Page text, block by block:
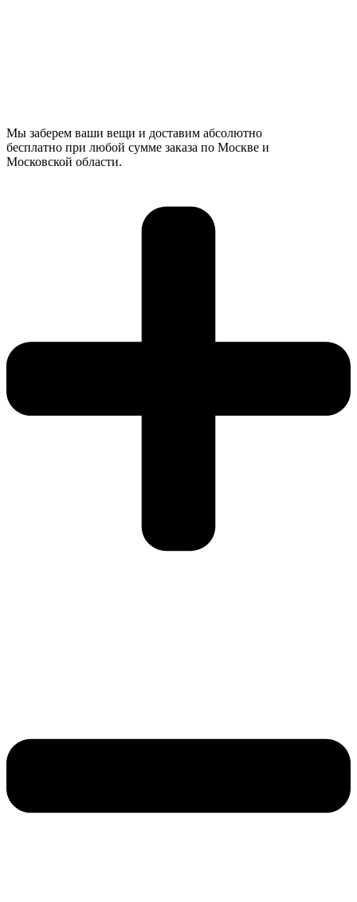
Мы заберем ваши вещи и доставим абсолютно
бесплатно при любой сумме заказа по Москве и
Московской области.